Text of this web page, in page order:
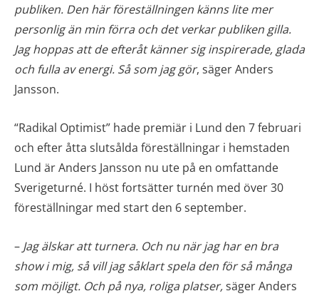
publiken. Den här föreställningen känns lite mer
personlig än min förra och det verkar publiken gilla.
Jag hoppas att de efteråt känner sig inspirerade, glada
och fulla av energi. Så som jag gör, säger Anders
Jansson.
“Radikal Optimist” hade premiär i Lund den 7 februari
och efter åtta slutsålda föreställningar i hemstaden
Lund är Anders Jansson nu ute på en omfattande
Sverigeturné. I höst fortsätter turnén med över 30
föreställningar med start den 6 september.
– Jag älskar att turnera. Och nu när jag har en bra
show i mig, så vill jag såklart spela den för så många
som möjligt. Och på nya, roliga platser,säger Anders